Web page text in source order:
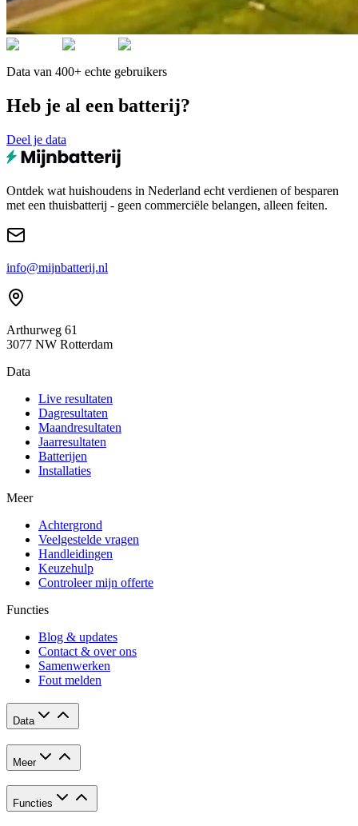
Data van 400+ echte gebruikers
Heb je al een batterij?
Deel je data
Ontdek wat huishoudens in Nederland echt verdienen of besparen
met een thuisbatterij - geen commerciële belangen, alleen feiten.
info@mijnbatterij.nl
Arthurweg 61
3077 NW Rotterdam
Data
Live resultaten
Dagresultaten
Maandresultaten
Jaarresultaten
Batterijen
Installaties
Meer
Achtergrond
Veelgestelde vragen
Handleidingen
Keuzehulp
Controleer mijn offerte
Functies
Blog & updates
Contact & over ons
Samenwerken
Fout melden
Data
Meer
Functies